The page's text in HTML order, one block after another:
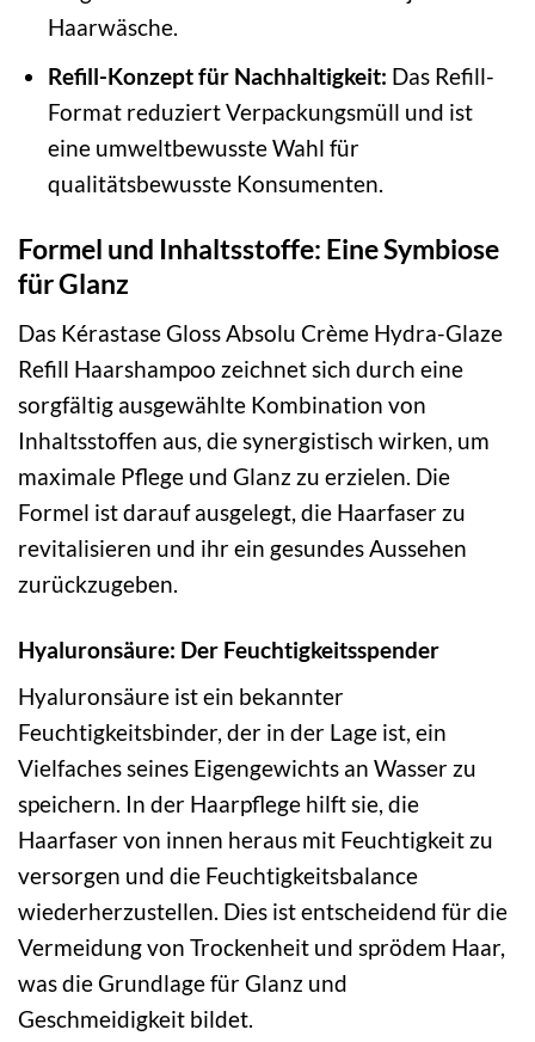
Haarwäsche.
Refill-Konzept für Nachhaltigkeit: Das Refill-
Format reduziert Verpackungsmüll und ist
eine umweltbewusste Wahl für
qualitätsbewusste Konsumenten.
Formel und Inhaltsstoffe: Eine Symbiose
für Glanz
Das Kérastase Gloss Absolu Crème Hydra-Glaze
Refill Haarshampoo zeichnet sich durch eine
sorgfältig ausgewählte Kombination von
Inhaltsstoffen aus, die synergistisch wirken, um
maximale Pflege und Glanz zu erzielen. Die
Formel ist darauf ausgelegt, die Haarfaser zu
revitalisieren und ihr ein gesundes Aussehen
zurückzugeben.
Hyaluronsäure: Der Feuchtigkeitsspender
Hyaluronsäure ist ein bekannter
Feuchtigkeitsbinder, der in der Lage ist, ein
Vielfaches seines Eigengewichts an Wasser zu
speichern. In der Haarpflege hilft sie, die
Haarfaser von innen heraus mit Feuchtigkeit zu
versorgen und die Feuchtigkeitsbalance
wiederherzustellen. Dies ist entscheidend für die
Vermeidung von Trockenheit und sprödem Haar,
was die Grundlage für Glanz und
Geschmeidigkeit bildet.